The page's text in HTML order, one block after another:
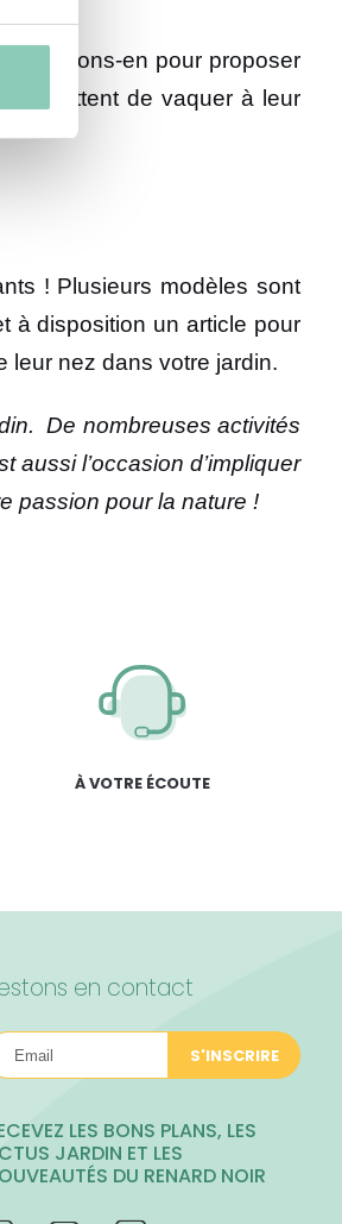
Profitons-en pour proposer
de vaquer à leur
! Plusieurs modèles sont
à disposition un article pour
leur nez dans votre jardin.
De nombreuses activités
l’occasion d’impliquer
passion pour la nature !
À VOTRE ÉCOUTE
en contact
S'INSCRIRE
LES BONS PLANS, LES
JARDIN ET LES
DU RENARD NOIR